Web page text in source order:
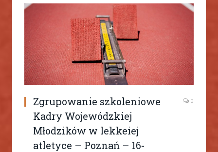
Zgrupowanie szkoleniowe
Kadry Wojewódzkiej
Młodzików w lekkeiej
atletyce – Poznań – 16-
0